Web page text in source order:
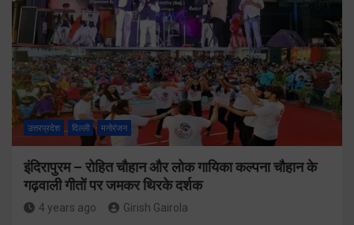
उत्तरप्रदेश दिल्ली मनोरंजन
इंदिरापुरम – रोहित चौहान और लोक गायिका कल्पना चौहान के
गढ़वाली गीतों पर जमकर थिरके दर्शक
4 years ago Girish Gairola